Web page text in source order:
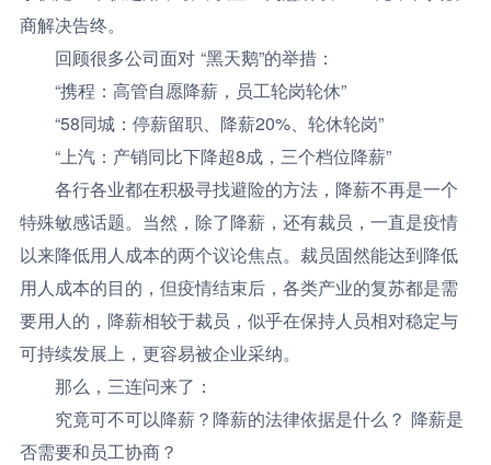
商解决告终。
回顾很多公司面对 “黑天鹅”的举措：
“携程：高管自愿降薪，员工轮岗轮休”
“58同城：停薪留职、降薪20%、轮休轮岗”
“上汽：产销同比下降超8成，三个档位降薪”
各行各业都在积极寻找避险的方法，降薪不再是一个
特殊敏感话题。当然，除了降薪，还有裁员，一直是疫情
以来降低用人成本的两个议论焦点。裁员固然能达到降低
用人成本的目的，但疫情结束后，各类产业的复苏都是需
要用人的，降薪相较于裁员，似乎在保持人员相对稳定与
可持续发展上，更容易被企业采纳。
那么，三连问来了：
究竟可不可以降薪？降薪的法律依据是什么？ 降薪是
否需要和员工协商？